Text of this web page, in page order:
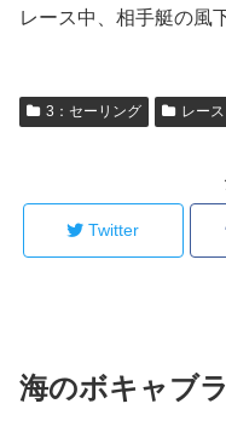
レース中、相手艇の風
3：セーリング レース
Twitter
海のボキャブ